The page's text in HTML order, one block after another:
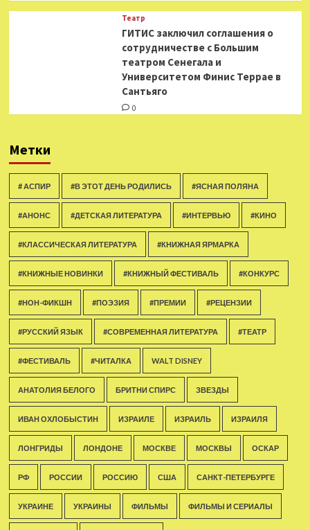
Театр
ГИТИС заключил соглашения о
сотрудничестве с Большим
театром Сенегала и
Университетом Финис Террае в
Сантьяго
0
Метки
# АСПИР #В ЭТОТ ДЕНЬ РОДИЛИСЬ #ЯСНАЯ ПОЛЯНА
#АНОНС #ДЕТСКАЯ ЛИТЕРАТУРА #ИНТЕРВЬЮ #КИНО
#КЛАССИЧЕСКАЯ ЛИТЕРАТУРА #КНИЖНАЯ ЯРМАРКА
#КНИЖНЫЕ НОВИНКИ #КНИЖНЫЙ ФЕСТИВАЛЬ #КОНКУРС
#НОН-ФИКШН #ПОЭЗИЯ #ПРЕМИИ #РЕЦЕНЗИИ
#РУССКИЙ ЯЗЫК #СОВРЕМЕННАЯ ЛИТЕРАТУРА #ТЕАТР
#ФЕСТИВАЛЬ #ЧИТАЛКА WALT DISNEY
АНАТОЛИЯ БЕЛОГО БРИТНИ СПИРС ЗВЕЗДЫ
ИВАН ОХЛОБЫСТИН ИЗРАИЛЕ ИЗРАИЛЬ ИЗРАИЛЯ
ЛОНГРИДЫ ЛОНДОНЕ МОСКВЕ МОСКВЫ ОСКАР
РФ РОССИИ РОССИЮ США САНКТ-ПЕТЕРБУРГЕ
УКРАИНЕ УКРАИНЫ ФИЛЬМЫ ФИЛЬМЫ И СЕРИАЛЫ